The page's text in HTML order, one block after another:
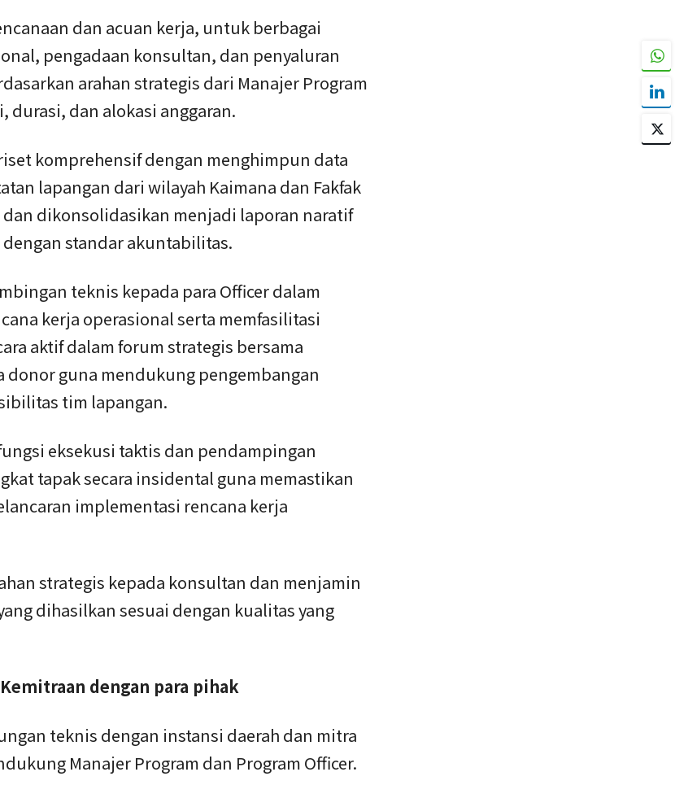
dan acuan kerja, untuk berbagai
pengadaan konsultan, dan penyaluran
arahan strategis dari Manajer Program
durasi, dan alokasi anggaran.
komprehensif dengan menghimpun data
lapangan dari wilayah Kaimana dan Fakfak
dikonsolidasikan menjadi laporan naratif
dengan standar akuntabilitas.
teknis kepada para Officer dalam
kerja operasional serta memfasilitasi
aktif dalam forum strategis bersama
donor guna mendukung pengembangan
tim lapangan.
eksekusi taktis dan pendampingan
tapak secara insidental guna memastikan
implementasi rencana kerja
strategis kepada konsultan dan menjamin
dihasilkan sesuai dengan kualitas yang
dengan para pihak
teknis dengan instansi daerah dan mitra
Manajer Program dan Program Officer.